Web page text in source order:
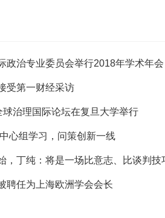
政治专业委员会举行2018年学术年会
受第一财经采访
球治理国际论坛在复旦大学举行
心组学习，问策创新一线
，丁纯：将是一场比意志、比谈判技
聘任为上海欧洲学会会长